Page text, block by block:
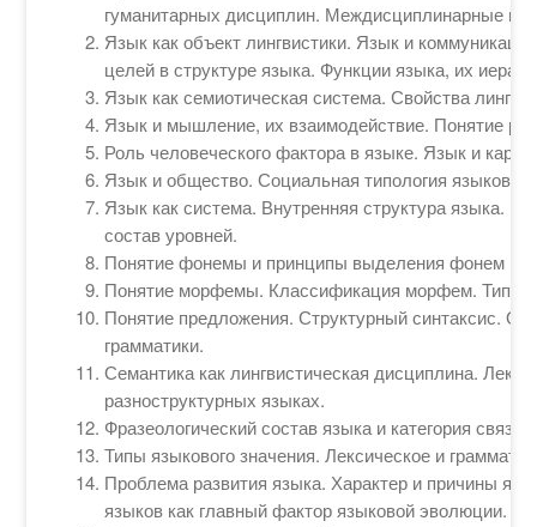
гуманитарных дисциплин. Междисциплинарные
Язык как объект лингвистики. Язык и
целей в структуре языка. Функции языка, их
Язык как семиотическая система. Свойства
Язык и мышление, их взаимодействие. Понятие
Роль человеческого фактора в языке. Язык и
Язык и общество. Социальная типология языков.
Язык как система. Внутренняя структура языка.
состав уровней.
Понятие фонемы и принципы выделения фонем в
Понятие морфемы. Классификация морфем. Типы
Понятие предложения. Структурный синтаксис.
грамматики.
Семантика как лингвистическая дисциплина.
разноструктурных языках.
Фразеологический состав языка и категория
Типы языкового значения. Лексическое и
Проблема развития языка. Характер и причины
языков как главный фактор языковой эволюции.